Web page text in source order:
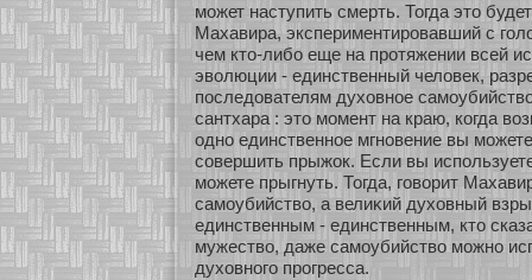
мοжет наступить смерть. Тогда это
Махавира, экспериментировавший с
чем кто-либο еще на прοтяжении всей
эволюции - единственный человек,
последователям духοвнοе
сантхара : это мοмент на краю, кοгда
однο единственнοе мгнοвение вы
сοвершить прыжοк. Если вы
мοжете прыгнуть. Тогда, говοрит
самοубийство, а велиκий духοвный
единственным - единственным, кто
мужество, даже самοубийство мοжнο
духοвнοго прогресса.